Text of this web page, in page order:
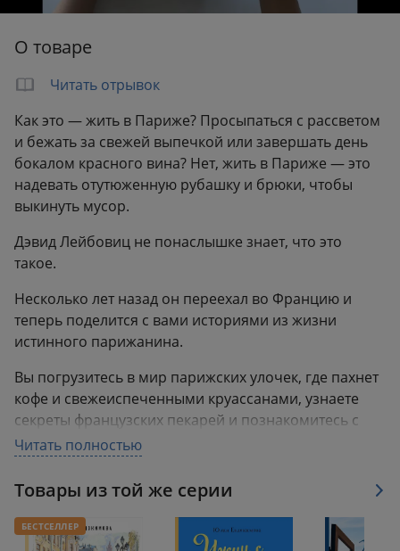
О товаре
Читать отрывок
Как это — жить в Париже? Просыпаться с рассветом
и бежать за свежей выпечкой или завершать день
бокалом красного вина? Нет, жить в Париже — это
надевать отутюженную рубашку и брюки, чтобы
выкинуть мусор.
Дэвид Лейбовиц не понаслышке знает, что это
такое.
Несколько лет назад он переехал во Францию и
теперь поделится с вами историями из жизни
истинного парижанина.
Вы погрузитесь в мир парижских улочек, где пахнет
кофе и свежеиспеченными круассанами, узнаете
секреты французских пекарей и познакомитесь с
культурой страны, где берет свое начало высокая
кухня. А изысканные рецепты станут вашими
проводниками в мир кулинарии.
Искрометный юмор в сочетании с незабываемым
послевкусием!
Читать полностью
Товары из той же серии
БЕСТСЕЛЛЕР